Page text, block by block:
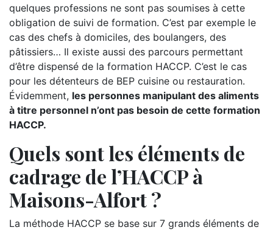
quelques professions ne sont pas soumises à cette
obligation de suivi de formation. C’est par exemple le
cas des chefs à domiciles, des boulangers, des
pâtissiers… Il existe aussi des parcours permettant
d’être dispensé de la formation HACCP. C’est le cas
pour les détenteurs de BEP cuisine ou restauration.
Évidemment, les personnes manipulant des aliments
à titre personnel n’ont pas besoin de cette formation
HACCP.
Quels sont les éléments de
cadrage de l’HACCP à
Maisons-Alfort ?
La méthode HACCP se base sur 7 grands éléments de